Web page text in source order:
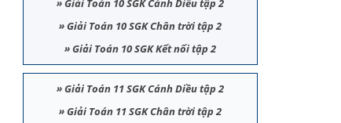
»Giải Toán 10 SGK Cánh Diều tập 2
»Giải Toán 10 SGK Chân trời tập 2
»Giải Toán 10 SGK Kết nối tập 2
»Giải Toán 11 SGK Cánh Diều tập 2
»Giải Toán 11 SGK Chân trời tập 2